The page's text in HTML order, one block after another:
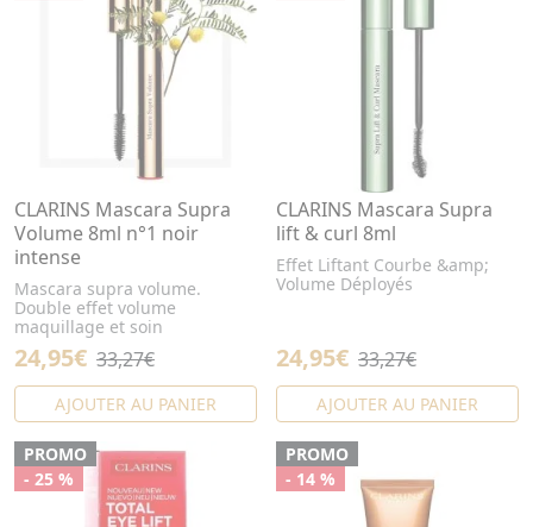
CLARINS Mascara Supra
Volume 8ml n°1 noir
intense
Mascara supra volume.
Double effet volume
maquillage et soin
24,95€ 33,27€
AJOUTER AU PANIER
CLARINS Mascara Supra
lift & curl 8ml
Effet Liftant Courbe &amp;
Volume Déployés
24,95€ 33,27€
AJOUTER AU PANIER
PROMO
- 25 %
PROMO
- 14 %